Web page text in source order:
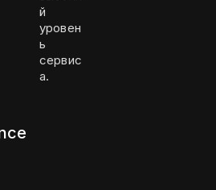
й
уровен
ь
сервис
а.